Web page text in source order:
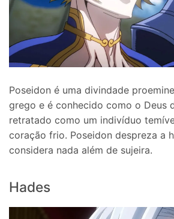
Poseidon é uma divindade
grego e é conhecido como o Deus
retratado como um indivíduo
coração frio. Poseidon despreza a
considera nada além de sujeira.
Hades